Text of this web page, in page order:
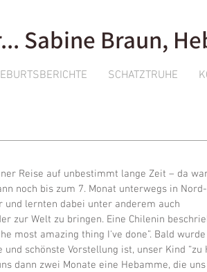
Sabine Braun,
SCHATZTRUHE
Reise auf unbestimmt lange Zeit – da
noch bis zum 7. Monat unterwegs in
lernten dabei unter anderem auch
zur Welt zu bringen. Eine Chilenin
most amazing thing I've done”. Bald
schönste Vorstellung ist, unser Kind “zu
dann zwei Monate eine Hebamme, die